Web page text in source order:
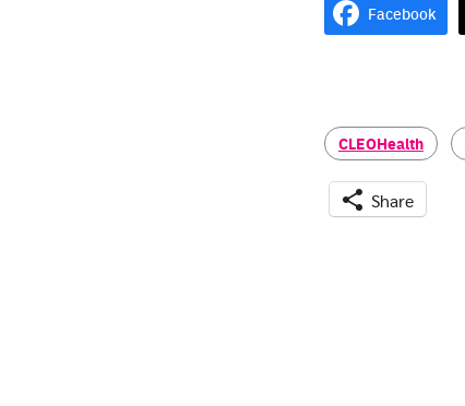
Facebook
CLEOHealth
Share